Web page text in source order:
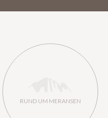
RUND UM MERANSEN